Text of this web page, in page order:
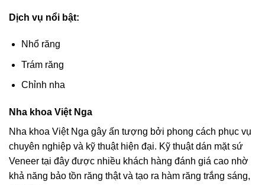
Dịch vụ nổi bật:
Nhổ răng
Trám răng
Chỉnh nha
Nha khoa Việt Nga
Nha khoa Việt Nga gây ấn tượng bởi phong cách phục vụ
chuyên nghiệp và kỹ thuật hiện đại. Kỹ thuật dán mặt sứ
Veneer tại đây được nhiều khách hàng đánh giá cao nhờ
khả năng bảo tồn răng thật và tạo ra hàm răng trắng sáng,